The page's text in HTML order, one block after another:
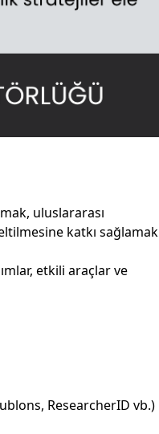
uluslararası
katkı sağlamak
etkili araçlar ve
ResearcherID vb.)